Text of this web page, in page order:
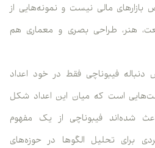
مالی نیست و نمونه‌هایی از
هنر، طراحی بصری و معماری هم
فیبوناچی فقط در خود اعداد
است که میان این اعداد شکل
شده‌اند فیبوناچی از یک مفهوم
برای تحلیل الگوها در حوزه‌های